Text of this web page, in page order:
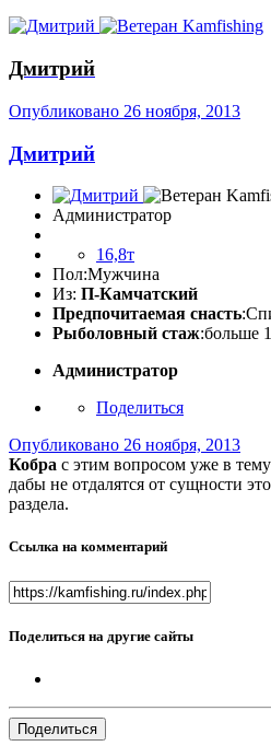
Дмитрий
Опубликовано 26 ноября, 2013
Дмитрий
Администратор
16,8т
Пол:Мужчина
Из: П-Камчатский
Предпочитаемая снасть
Рыболовный стаж:больше
Администратор
Поделиться
Опубликовано 26 ноября, 2013
Кобра с этим вопросом уже в тему
дабы не отдалятся от сущности
раздела.
Ссылка на комментарий
Поделиться на другие сайты
Поделиться